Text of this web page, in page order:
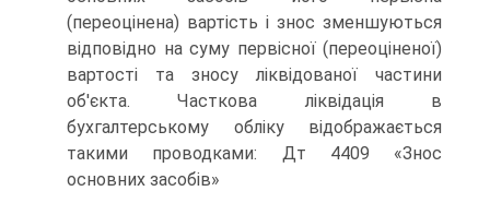
(переоцінена) вартість і знос зменшуються
відповідно на суму первісної (переоціненої)
вартості та зносу ліквідованої частини
об'єкта. Часткова ліквідація в
бухгалтерському обліку відображається
такими проводками: Дт 4409 «Знос
основних засобів»